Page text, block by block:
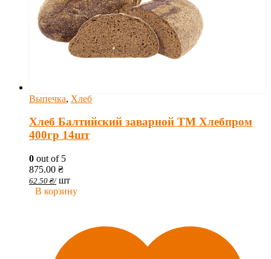
Выпечка, Хлеб
Хлеб Балтийский заварной ТМ Хлебпром
400гр 14шт
0 out of 5
875.00 ₴
62.50 ₴/ шт
В корзину